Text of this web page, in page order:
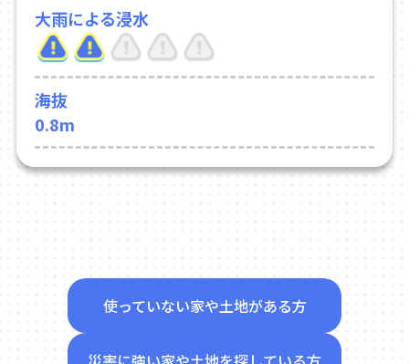
大雨による浸水
海抜
0.8m
使っていない家や土地がある方